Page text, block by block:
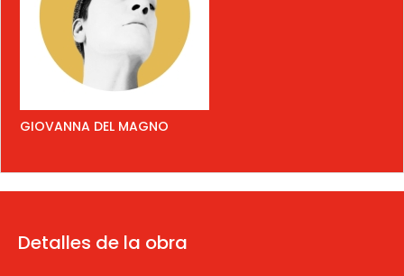
GIOVANNA DEL MAGNO
Detalles de la obra